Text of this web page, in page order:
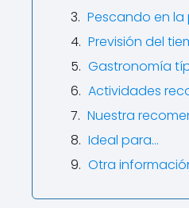
Pescando en la
Previsión del
Gastronomía
Actividades
Nuestra
Ideal para…
Otra